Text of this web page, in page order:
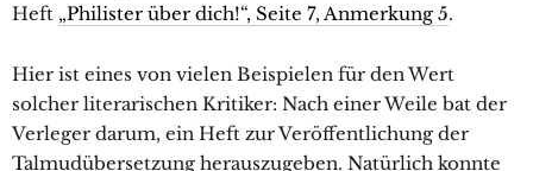
Heft „Philister über dich!“, Seite 7, Anmerkung 5.
Hier ist eines von vielen Beispielen für den Wert
solcher literarischen Kritiker: Nach einer Weile bat der
Verleger darum, ein Heft zur Veröffentlichung der
Talmudübersetzung herauszugeben. Natürlich konnte